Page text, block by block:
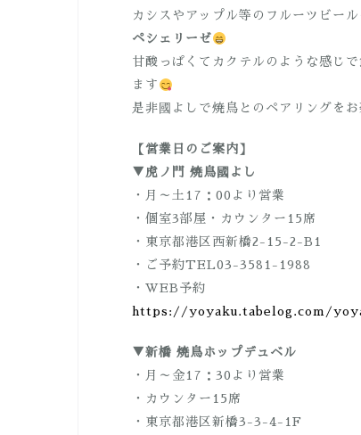
カシスやアップル等のフルーツビー
ペシェリーゼ
甘酸っぱくてカクテルのような感じ
ます
是非國よしで焼鳥とのペアリングを
【営業日のご案内】
▼虎ノ門 焼鳥國よし
・月～土17：00より営業
・個室3部屋・カウンター15席
・東京都港区西新橋2-15-2-B1
・ご予約TEL03-3581-1988
・WEB予約
https://yoyaku.tabelog.com/
▼新橋 焼鳥ホップデュベル
・月～金17：30より営業
・カウンター15席
・東京都港区新橋3-3-4-1F